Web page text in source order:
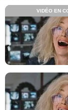
VIDÉO EN